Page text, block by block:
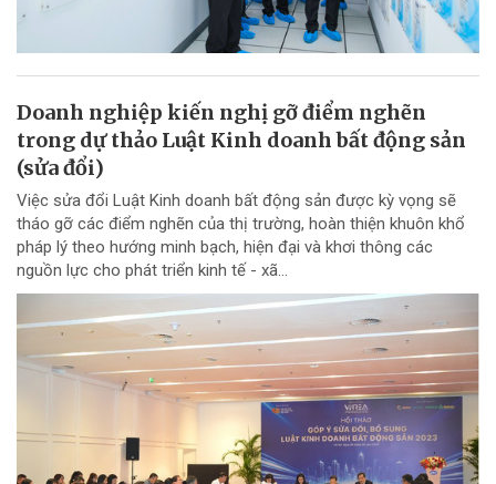
Doanh nghiệp kiến nghị gỡ điểm nghẽn
trong dự thảo Luật Kinh doanh bất động sản
(sửa đổi)
Việc sửa đổi Luật Kinh doanh bất động sản được kỳ vọng sẽ
tháo gỡ các điểm nghẽn của thị trường, hoàn thiện khuôn khổ
pháp lý theo hướng minh bạch, hiện đại và khơi thông các
nguồn lực cho phát triển kinh tế - xã...